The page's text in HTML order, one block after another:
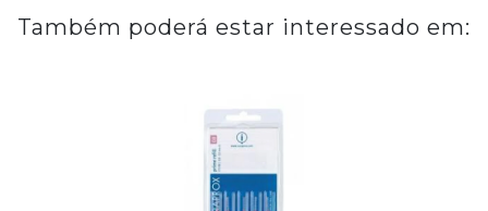
Também poderá estar interessado em: